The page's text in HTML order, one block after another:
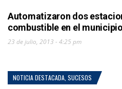
Automatizaron dos
combustible en el
23 de julio, 2013 - 4:25 pm
NOTICIA DESTACADA SUCESOS